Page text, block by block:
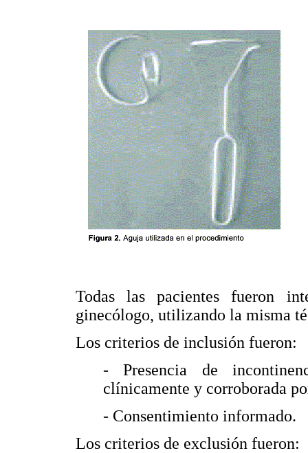
Todas las pacientes fueron
ginecólogo, utilizando la misma
Los criterios de inclusión fueron:
- Presencia de
clínicamente y corroborada
- Consentimiento informado.
Los criterios de exclusión fueron: